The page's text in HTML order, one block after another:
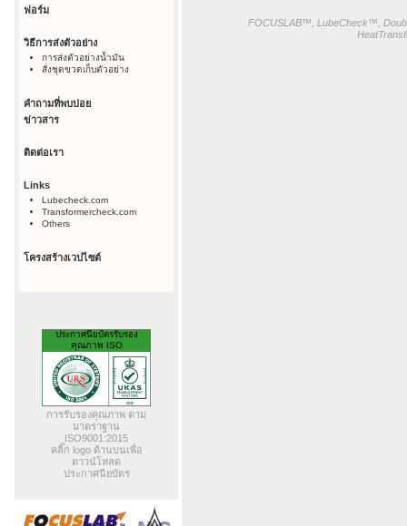
ฟอร์ม
วิธีการส่งตัวอย่าง
การส่งตัวอย่างน้ำมัน
สั่งชุดขวดเก็บตัวอย่าง
คำถามที่พบบ่อย
ข่าวสาร
ติดต่อเรา
Links
Lubecheck.com
Transformercheck.com
Others
โครงสร้างเวปไซต์
ประกาศนียบัตรรับรอง
คุณภาพ ISO
การรับรองคุณภาพ ตาม
มาตราฐาน
ISO9001:2015
คลิ๊ก logo ด้านบนเพื่อ
ดาวน์โหลด
ประกาศนียบัตร
FOCUSLAB™, LubeCheck™,